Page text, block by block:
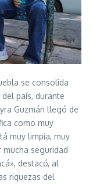
se consolida
país, durante
Guzmán llegó de
como muy
muy limpia, muy
seguridad
destacó, al
riquezas del